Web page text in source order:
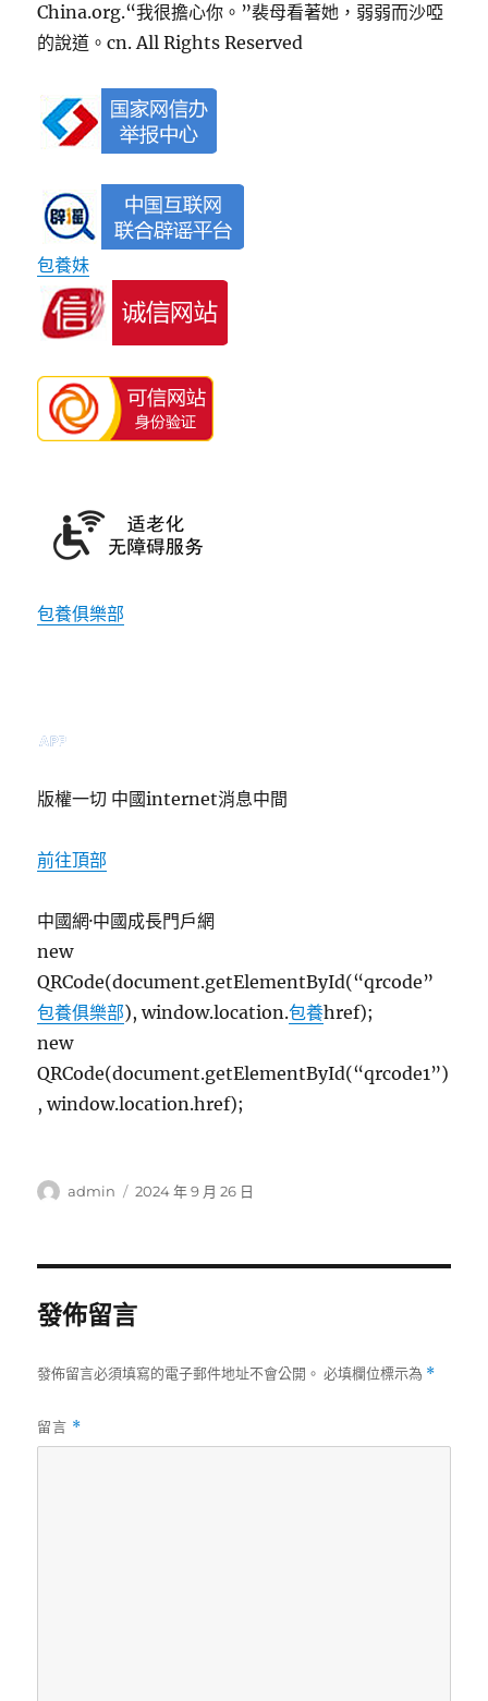
China.org.“我很擔心你。”裴母看著她，弱弱而沙啞
的說道。cn. All Rights Reserved
包養妹
包養俱樂部
版權一切 中國internet消息中間
前往頂部
中國網·中國成長門戶網
new
QRCode(document.getElementById(“qrcode”
包養俱樂部), window.location.包養href);
new
QRCode(document.getElementById(“qrcode1”)
, window.location.href);
作
admin
發
2024 年 9 月 26 日
發佈留言
發佈留言必須填寫的電子郵件地址不會公開。 必填欄位標示為 *
留言 *